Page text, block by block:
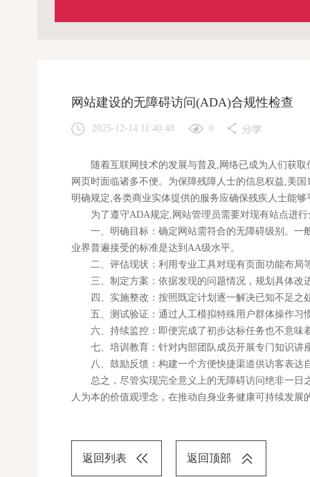
网站建设的无障碍访问(ADA)合规性检查
2025-12-14 11:40:48 0
随着互联网技术的发展与普及,网络已成为人们获取
网页时面临诸多不便。为保障残障人士的信息权益,美
明确规定,各类商业实体提供的服务应确保残疾人士能
为了遵守ADA规定,网站管理员需要对现有站点进行
一、明确目标：确定网站需符合的无障碍级别。一般
业界普遍接受的标准是达到AA级水平。
二、评估现状：利用专业工具对现有页面功能布局
三、制定方案：依据发现的问题情况，规划具体改
四、实施整改：按照既定计划逐一解决已知不足之
五、测试验证：通过人工模拟特殊用户群体操作习
六、持续监控：即便完成了初步达标任务也不意味
七、培训教育：针对内部团队成员开展专门知识讲
八、鼓励反馈：构建一个方便快捷渠道供访客表达
总之，尽管实现完全意义上的无障碍访问绝非一日之
人为本的价值观理念，在推动自身业务健康可持续发
返回列表 返回顶部